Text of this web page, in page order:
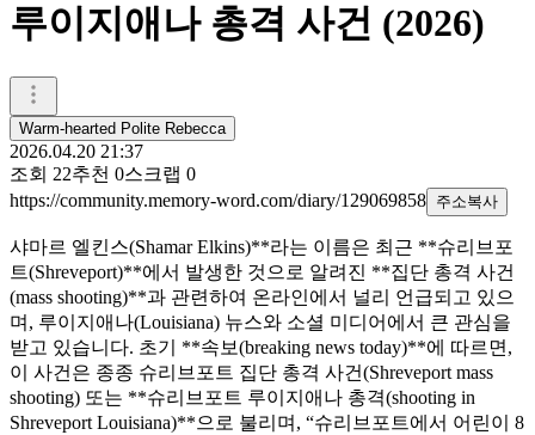
루이지애나 총격 사건 (2026)
Warm-hearted Polite Rebecca
2026.04.20 21:37
조회 22추천 0스크랩 0
https://community.memory-word.com/diary/129069858 주소복사
샤마르 엘킨스(Shamar Elkins)**라는 이름은 최근 **슈리브포
트(Shreveport)**에서 발생한 것으로 알려진 **집단 총격 사건
(mass shooting)**과 관련하여 온라인에서 널리 언급되고 있으
며, 루이지애나(Louisiana) 뉴스와 소셜 미디어에서 큰 관심을
받고 있습니다. 초기 **속보(breaking news today)**에 따르면,
이 사건은 종종 슈리브포트 집단 총격 사건(Shreveport mass
shooting) 또는 **슈리브포트 루이지애나 총격(shooting in
Shreveport Louisiana)**으로 불리며, “슈리브포트에서 어린이 8